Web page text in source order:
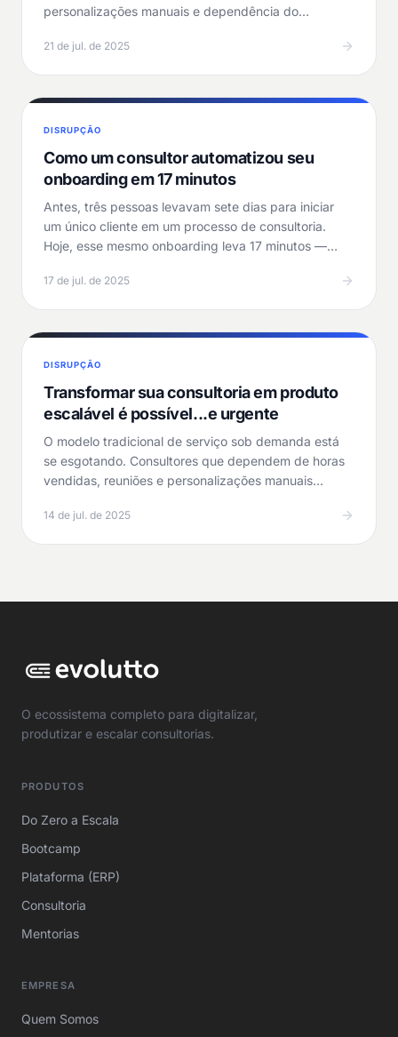
personalizações manuais e dependência do
21 de jul. de 2025
DISRUPÇÃO
Como um consultor automatizou seu
onboarding em 17 minutos
Antes, três pessoas levavam sete dias para iniciar
um único cliente em um processo de consultoria.
Hoje, esse mesmo onboarding leva 17 minutos —
17 de jul. de 2025
DISRUPÇÃO
Transformar sua consultoria em produto
escalável é possível...e urgente
O modelo tradicional de serviço sob demanda está
se esgotando. Consultores que dependem de horas
vendidas, reuniões e personalizações manuais
14 de jul. de 2025
O ecossistema completo para digitalizar,
produtizar e escalar consultorias.
PRODUTOS
Do Zero a Escala
Bootcamp
Plataforma (ERP)
Consultoria
Mentorias
EMPRESA
Quem Somos